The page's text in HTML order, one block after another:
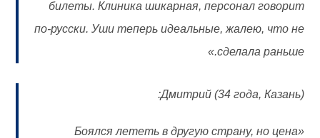
билеты. Клиника шикарная, персонал говорит
по-русски. Уши теперь идеальные, жалею, что не
сделала раньше.»
Дмитрий (34 года, Казань):
«Боялся лететь в другую страну, но цена